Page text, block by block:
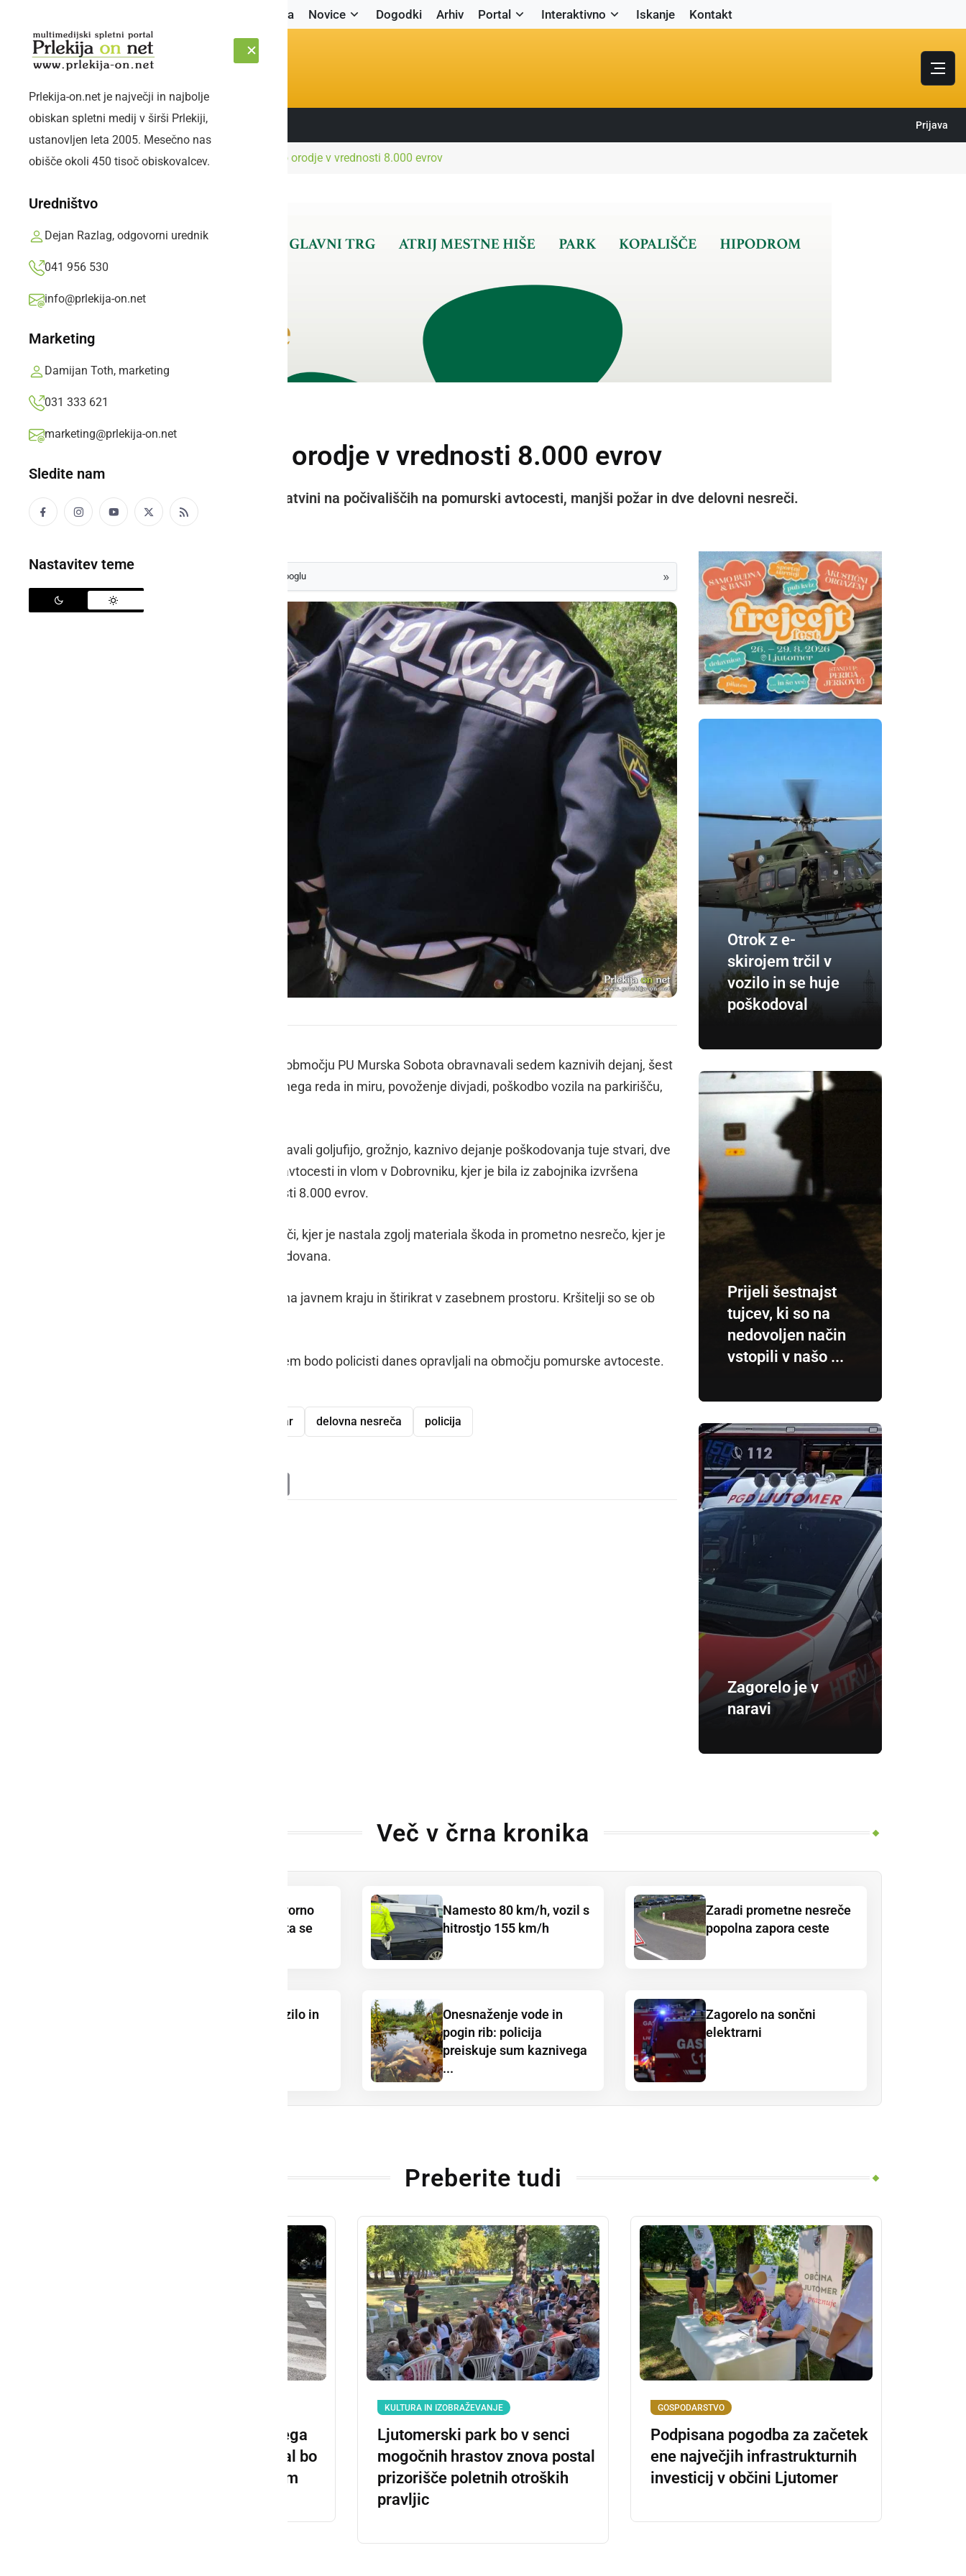
Naslovnica Novice Dogodki Arhiv Portal Interaktivno Iskanje Kontakt
PETEK, 7. AVGUST 2026 Sledite nam: Prijava
Prlekija-on.net je največji in najbolje
obiskan spletni medij v širši Prlekiji,
ustanovljen leta 2005. Mesečno nas
obišče okoli 450 tisoč obiskovalcev.
Uredništvo
Dejan Razlag, odgovorni urednik
041 956 530
info@prlekija-on.net
Marketing
Damijan Toth, marketing
031 333 621
marketing@prlekija-on.net
Sledite nam
Nastavitev teme
Naslovnica Črna kronikaUkradli delavsko orodje v vrednosti 8.000 evrov
Ukradli delavsko orodje v vrednosti 8.000 evrov
Policisti so obravnavali še dve tatvini na počivališčih na pomurski avtocesti, manjši požar in dve delovni nesreči.
Prlekija-on.net,torek, 8. julij 2025 ob 07:07
kot svoj prednostni vir na Googlu »
V ponedeljek, 7. julija so policisti na območju PU Murska Sobota obravnavali sedem kaznivih dejanj, šest
prometnih nesreč, osem kršitev javnega reda in miru, povoženje divjadi, poškodbo vozila na parkirišču,
Na področju kriminalitete so obravnavali goljufijo, grožnjo, kaznivo dejanje poškodovanja tuje stvari, dve
tatvini na počivališčih na pomurski avtocesti in vlom v Dobrovniku, kjer je bila iz zabojnika izvršena
tatvina delavskega orodja v vrednosti 8.000 evrov.
Obravnavali so pet prometnih nesreči, kjer je nastala zgolj materiala škoda in prometno nesrečo, kjer je
bila udeleženka lažje telesno poškodovana.
Javni red in mir je bil kršen štirikrat na javnem kraju in štirikrat v zasebnem prostoru. Kršitelji so se ob
Pogostejše meritve hitrosti z radarjem bodo policisti danes opravljali na območju pomurske avtoceste.
požar delovna nesreča policija
PrintFriendly
Otrok z e-
skirojem trčil v
vozilo in se huje
poškodoval
Prijeli šestnajst
tujcev, ki so na
nedovoljen način
vstopili v našo ...
Zagorelo je v
naravi
Več v črna kronika
Trčili osebno in tovorno
vozilo, dve osebi sta se
Namesto 80 km/h, vozil s
hitrostjo 155 km/h
Zaradi prometne nesreče
popolna zapora ceste
Zasegli osebno vozilo in
Onesnaženje vode in
pogin rib: policija
preiskuje sum kaznivega
...
Zagorelo na sončni
elektrarni
Preberite tudi
Pričela se bo gradnja novega
krožišča v Ljutomeru, veljal bo
spremenjen prometni režim
KULTURA IN IZOBRAŽEVANJE
Ljutomerski park bo v senci
mogočnih hrastov znova postal
prizorišče poletnih otroških
pravljic
GOSPODARSTVO
Podpisana pogodba za začetek
ene največjih infrastrukturnih
investicij v občini Ljutomer